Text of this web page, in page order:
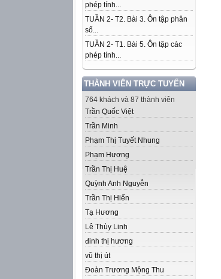
phép tính...
TUẦN 2- T2. Bài 3. Ôn tập phân
số...
TUẦN 2- T1. Bài 5. Ôn tập các
phép tính...
THÀNH VIÊN TRỰC TUYẾN
764 khách và 87 thành viên
Trần Quốc Việt
Trần Minh
Phạm Thị Tuyết Nhung
Phạm Hương
Trần Thị Huệ
Quỳnh Anh Nguyễn
Trần Thị Hiến
Tạ Hương
Lê Thùy Linh
đinh thị hương
vũ thị út
Đoàn Trương Mộng Thu